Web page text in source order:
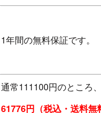
1年間の無料保証です。
通常111100円のところ、
61776円（税込・送料無